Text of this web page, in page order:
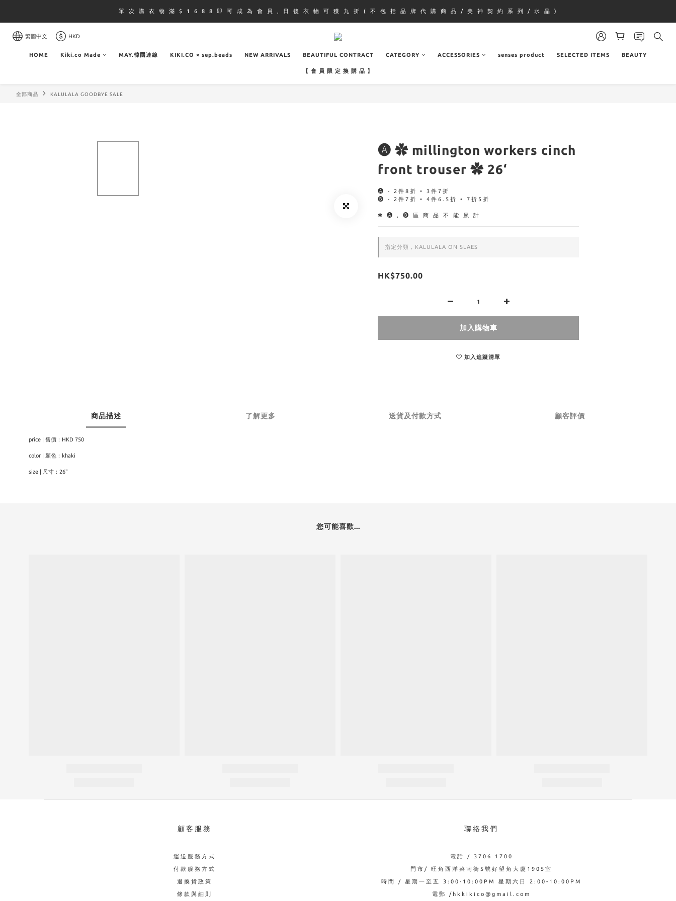
單 次 購 衣 物 滿 $ 1 6 8 8 即 可 成 為 會 員 , 日 後 衣 物 可 獲 九 折 ( 不 包 括 品 牌 代 購 商 品 / 美 神 契 約 系 列 / 水 晶 )
繁體中文 HKD
HOME Kiki.co Made MAY.韓國連線 KIKI.CO × sep.beads NEW ARRIVALS BEAUTIFUL CONTRACT CATEGORY ACCESSORIES senses product SELECTED ITEMS BEAUTY
【 會 員 限 定 換 購 品 】
全部商品 KALULALA GOODBYE SALE
🅐 ✿ millington workers cinch
front trouser ✿ 26‘
🅐 - 2件8折 • 3件7折
🅑 - 2件7折 • 4件6.5折 • 7折5折
✱ 🅐 , 🅑 區 商 品 不 能 累 計
指定分類，KALULALA ON SLAES
HK$750.00
加入購物車
加入追蹤清單
商品描述 了解更多 送貨及付款方式 顧客評價
price | 售價：HKD 750
color | 顏色：khaki
size | 尺寸：26"
您可能喜歡...
顧客服務
運送服務方式
付款服務方式
退換貨政策
條款與細則
聯絡我們
電話 / 3706 1700
門市/ 旺角西洋菜南街5號好望角大廈1905室
時間 / 星期一至五 3:00-10:00PM 星期六日 2:00-10:00PM
電郵 /hkkikico@gmail.com